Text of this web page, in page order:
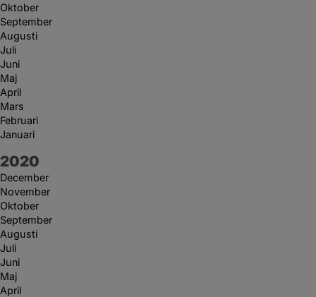
Oktober
September
Augusti
Juli
Juni
Maj
April
Mars
Februari
Januari
År:
2020
December
November
Oktober
September
Augusti
Juli
Juni
Maj
April